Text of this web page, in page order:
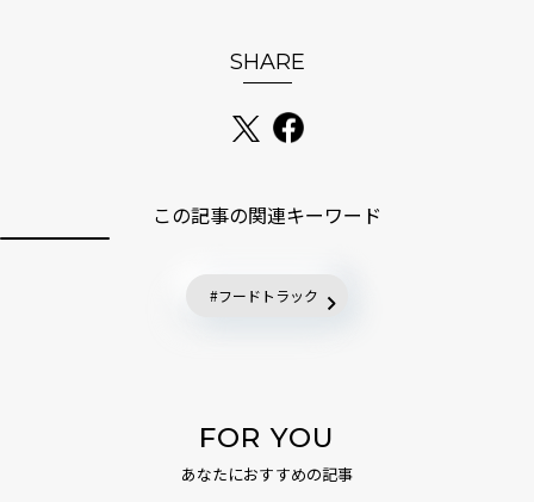
SHARE
この記事の関連キーワード
フードトラック
FOR YOU
あなたにおすすめの記事